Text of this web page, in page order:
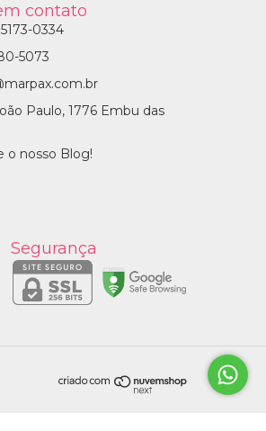
contato
0334
5073
Paulo, 1776 Embu das
o nosso Blog!
Segurança